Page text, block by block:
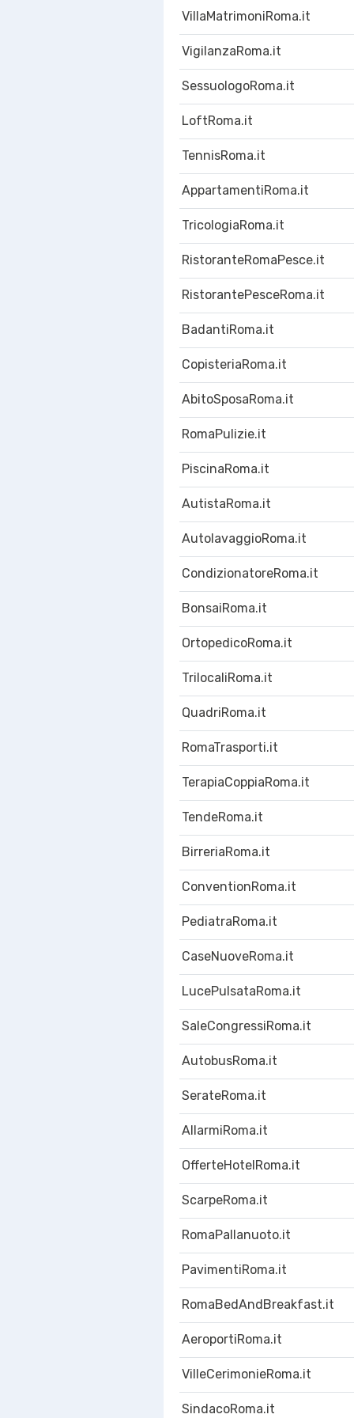
VillaMatrimoniRoma.it
VigilanzaRoma.it
SessuologoRoma.it
LoftRoma.it
TennisRoma.it
AppartamentiRoma.it
TricologiaRoma.it
RistoranteRomaPesce.it
RistorantePesceRoma.it
BadantiRoma.it
CopisteriaRoma.it
AbitoSposaRoma.it
RomaPulizie.it
PiscinaRoma.it
AutistaRoma.it
AutolavaggioRoma.it
CondizionatoreRoma.it
BonsaiRoma.it
OrtopedicoRoma.it
TrilocaliRoma.it
QuadriRoma.it
RomaTrasporti.it
TerapiaCoppiaRoma.it
TendeRoma.it
BirreriaRoma.it
ConventionRoma.it
PediatraRoma.it
CaseNuoveRoma.it
LucePulsataRoma.it
SaleCongressiRoma.it
AutobusRoma.it
SerateRoma.it
AllarmiRoma.it
OfferteHotelRoma.it
ScarpeRoma.it
RomaPallanuoto.it
PavimentiRoma.it
RomaBedAndBreakfast.it
AeroportiRoma.it
VilleCerimonieRoma.it
SindacoRoma.it